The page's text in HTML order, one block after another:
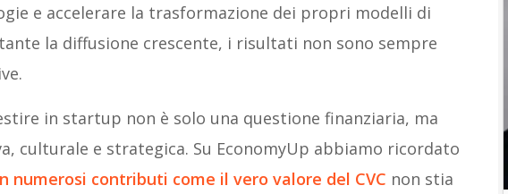
e accelerare la trasformazione dei propri modelli di
la diffusione crescente, i risultati non sono sempre
in startup non è solo una questione finanziaria, ma
culturale e strategica. Su EconomyUp abbiamo ricordato
numerosi contributi come il vero valore del CVC non stia